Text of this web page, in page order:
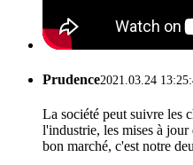
Prudence2021.03.24
La société peut suivre les
l'industrie, les mises à
bon marché, c'est notre